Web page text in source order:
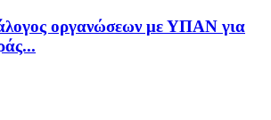
οργανώσεων με ΥΠΑΝ για